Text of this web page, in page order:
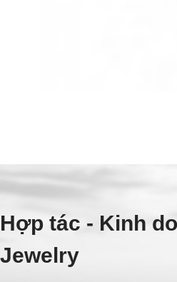
Hợp tác - Kinh
Jewelry